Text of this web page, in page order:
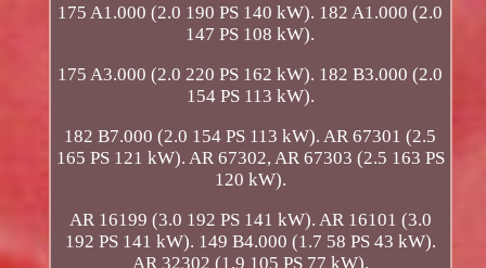
175 A1.000 (2.0 190 PS 140 kW). 182 A1.000 (2.0
147 PS 108 kW).
175 A3.000 (2.0 220 PS 162 kW). 182 B3.000 (2.0
154 PS 113 kW).
182 B7.000 (2.0 154 PS 113 kW). AR 67301 (2.5
165 PS 121 kW). AR 67302, AR 67303 (2.5 163 PS
120 kW).
AR 16199 (3.0 192 PS 141 kW). AR 16101 (3.0
192 PS 141 kW). 149 B4.000 (1.7 58 PS 43 kW).
AR 32302 (1.9 105 PS 77 kW).